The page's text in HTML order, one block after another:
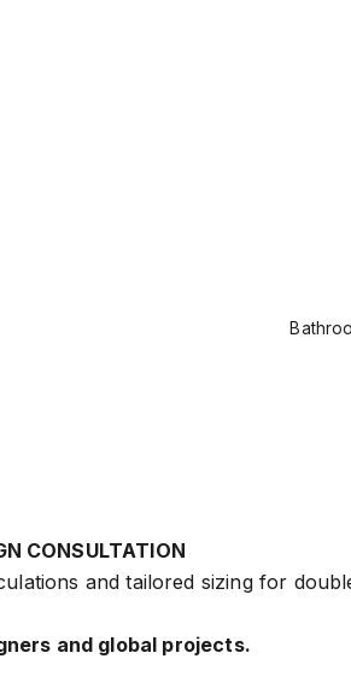
CONSULTATION
and tailored sizing for
and global projects.